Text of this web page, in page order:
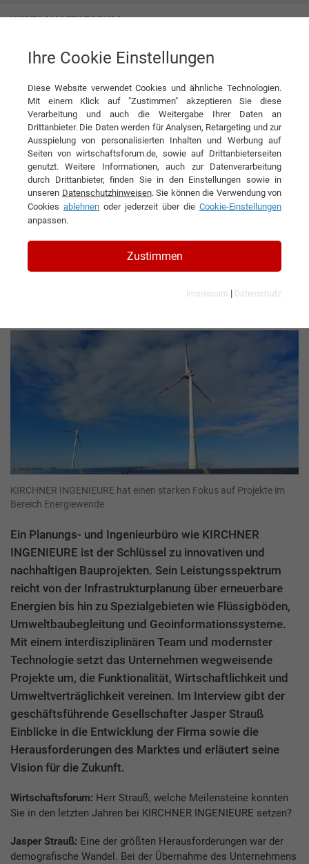
KIRCHNER Holding GmbH
Interview KIRCHNER Holding GmbH
DIESEN ARTIKEL EMPFEHLEN
Projekte, die die Zukunft
Deutschlands entscheidend mit-
gestalten
Interview mit Jasper Strauß,
KIRCHNER INGENIEURE hat einen starken Fokus auf Projekte im
Bereich Energiewende
Ein Planungs- und Ingenieurbüro wie KIRCHNER
INGENIEURE ist der Schlüssel zu innovativen und
nachhaltigen Bauprojekten. Sein Leistungsspektrum
reicht von der Infrastrukturplanung über erneuerbare
Energien bis hin zu Spezialgebieten wie Flüssigböden,
Umweltbaubegleitung und Geoinformationssysteme.
Mit einem interdisziplinären Team und modernster
Technologie setzt das Unternehmen wegweisende
Projekte um, die Funktionalität, Wirtschaftlichkeit und
Umweltverträglichkeit vereinen. Im Interview gibt der
geschäftsführende Gesellschafter Jasper Strauß
Einblicke in die Entwicklung der Firma sowie die
Herausforderungen des Marktes und erläutert seine
Vision für die Zukunft.
Wirtschaftsforum: Herr Strauß, welche Meilensteine konnten
Sie in den letzten Jahren bei KIRCHNER INGENIEURE setzen?
Jasper Strauß: Eine der größten Herausforderungen war der
demografische Wandel. Bei der Übernahme des Unternehmens
Ihre Cookie Einstellungen
Diese Website verwendet Cookies und ähnliche Technologien.
Mit einem Klick auf "Zustimmen" akzeptieren Sie diese
Verarbeitung und auch die Weitergabe Ihrer Daten an
Drittanbieter. Die Daten werden für Analysen, Retargeting und zur
Ausspielung von personalisierten Inhalten und Werbung auf
Seiten von wirtschaftsforum.de, sowie auf Drittanbieterseiten
genutzt. Weitere Informationen, auch zur Datenverarbeitung
durch Drittanbieter, finden Sie in den Einstellungen sowie in
unseren Datenschutzhinweisen. Sie können die Verwendung von
Cookies ablehnen oder jederzeit über die Cookie-Einstellungen
anpassen.
Zustimmen
Impressum | Datenschutz